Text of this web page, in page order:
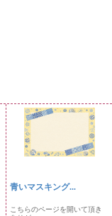
青いマスキング...
こちらのページを開いて頂き